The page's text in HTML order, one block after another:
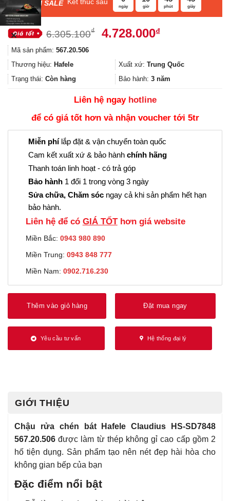
F ASH SALE Kết thúc sau
ngày giờ phút giây
6.305.100₫
Giá
6.305.100₫.
4.728.000₫Giá
là:
4.728.000₫.
Mã sản phẩm: 567.20.506
Thương hiệu: Hafele Xuất xứ: Trung Quốc
Trạng thái: Còn hàng Bảo hành: 3 năm
Liên hệ ngay hotline
để có giá tốt hơn và nhận voucher tới 5tr
Miễn phílắp đặt & vận chuyển toàn quốc
Cam kết xuất xứ & bảo hành chính hãng
Thanh toán linh hoạt - có trả góp
Bảo hành 1 đổi 1 trong vòng 3 ngày
Sửa chữa, Chăm sóc ngay cả khi sản phẩm hết hạn
bảo hành.
Liên hệ để có GIÁ TỐThơn giá website
Miền Bắc: 0943 980 890
Miền Trung: 0943 848 777
Miền Nam: 0902.716.230
Thêm vào giỏ hàng Đặt mua ngay
Yêu cầu tư vấn Hệ thống đại lý
GIỚI THIỆU
Chậu rửa chén bát Hafele Claudius HS-SD7848
567.20.506 được làm từ thép không gỉ cao cấp gồm 2
hố tiện dụng. Sản phẩm tạo nên nét đẹp hài hòa cho
không gian bếp của bạn
Đặc điểm nổi bật
✕